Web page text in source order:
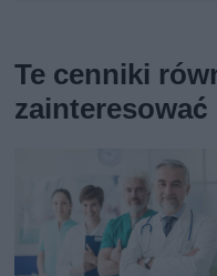
Te cenniki
zainteresować